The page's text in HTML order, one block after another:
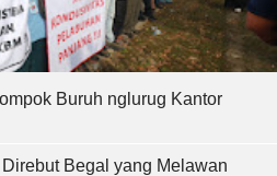
Buruh nglurug Kantor
Begal yang Melawan